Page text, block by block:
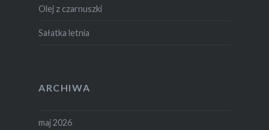
Olej z czarnuszki
Sałatka letnia
ARCHIWA
maj 2026